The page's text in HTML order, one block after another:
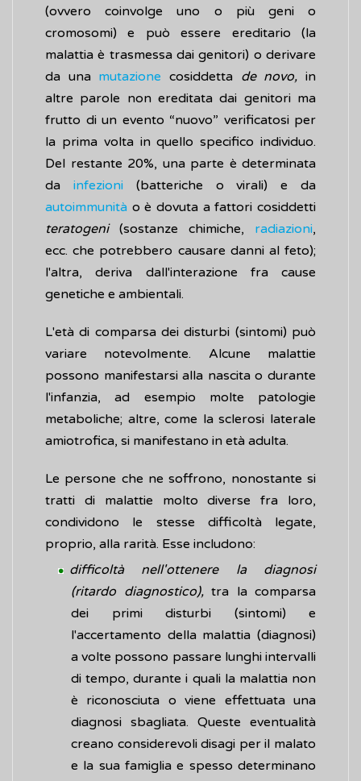
(ovvero coinvolge uno o più geni o
cromosomi) e può essere ereditario (la
malattia è trasmessa dai genitori) o derivare
da una mutazione cosiddetta de novo,in
altre parole non ereditata dai genitori ma
frutto di un evento “nuovo” verificatosi per
la prima volta in quello specifico individuo.
Del restante 20%, una parte è determinata
da infezioni (batteriche o virali) e da
autoimmunità o è dovuta a fattori cosiddetti
teratogeni (sostanze chimiche, radiazioni,
ecc. che potrebbero causare danni al feto);
l'altra, deriva dall'interazione fra cause
genetiche e ambientali.
L'età di comparsa dei disturbi (sintomi) può
variare notevolmente. Alcune malattie
possono manifestarsi alla nascita o durante
l'infanzia, ad esempio molte patologie
metaboliche; altre, come la sclerosi laterale
amiotrofica, si manifestano in età adulta.
Le persone che ne soffrono, nonostante si
tratti di malattie molto diverse fra loro,
condividono le stesse difficoltà legate,
proprio, alla rarità. Esse includono:
difficoltà nell'ottenere la diagnosi
(ritardo diagnostico),tra la comparsa
dei primi disturbi (sintomi) e
l'accertamento della malattia (diagnosi)
a volte possono passare lunghi intervalli
di tempo, durante i quali la malattia non
è riconosciuta o viene effettuata una
diagnosi sbagliata. Queste eventualità
creano considerevoli disagi per il malato
e la sua famiglia e spesso determinano